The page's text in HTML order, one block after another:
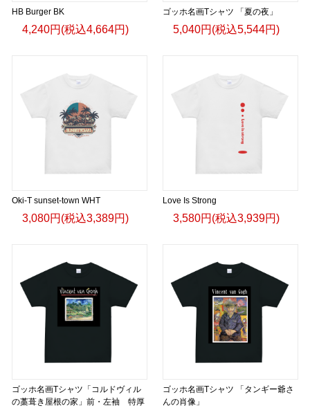
HB Burger BK
4,240円(税込4,664円)
ゴッホ名画Tシャツ 「夏の夜」
5,040円(税込5,544円)
Oki-T sunset-town WHT
3,080円(税込3,389円)
Love Is Strong
3,580円(税込3,939円)
ゴッホ名画Tシャツ「コルドヴィル
の藁葺き屋根の家」前・左袖 特厚
ゴッホ名画Tシャツ 「タンギー爺さ
んの肖像」